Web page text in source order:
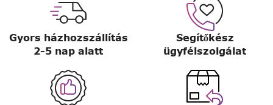
Gyors házhozszállítás
2-5 nap alatt
Segítőkész
ügyfélszolgálat